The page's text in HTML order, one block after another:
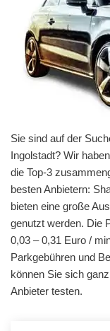
Sie sind auf der
Ingolstadt? Wir
die Top-3
besten Anbietern:
bieten eine große
genutzt werden. Die
0,03 – 0,31 Euro /
Parkgebühren und
können Sie sich
Anbieter testen.